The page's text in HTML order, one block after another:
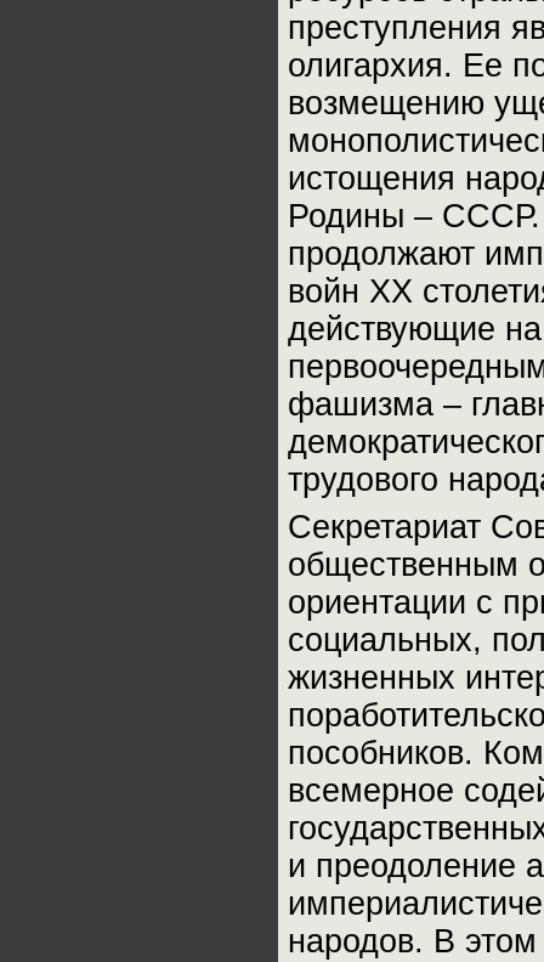
преступления
олигархия. Ее
возмещению
истощения
Родины – СССР.
продолжают
войн XX
действующие
фашизма –
трудового
Секретариат
общественным
ориентации с
социальных,
жизненных
пособников.
всемерное
и преодоление
народов. В